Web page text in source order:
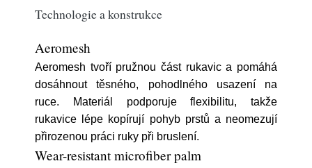
Technologie a konstrukce
Aeromesh
Aeromesh tvoří pružnou část rukavic a pomáhá
dosáhnout těsného, pohodlného usazení na
ruce. Materiál podporuje flexibilitu, takže
rukavice lépe kopírují pohyb prstů a neomezují
přirozenou práci ruky při bruslení.
Wear-resistant microfiber palm